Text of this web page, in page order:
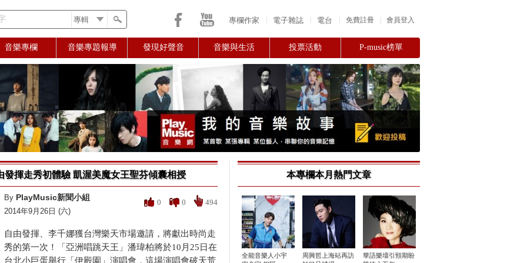
會員登入
免費註冊
專欄作家 電子雜誌 電台
音樂專欄 音樂專題報導 發現好聲音 音樂與生活 投票活動 P-music榜單
揮走秀初體驗 凱渥美魔女王聖芬傾囊相授
0 0 494
By PlayMusic新聞小組
2014年9月26日 (六)
自由發揮、李千娜獲台灣樂天市場邀請，將獻出時尚走
秀的第一次！「亞洲唱跳天王」潘瑋柏將於10月25日在
台北小巨蛋舉行「伊殿園」演唱會，這場演唱會破天荒
本專欄本月熱門文章
全能音樂人小宇
周興哲上海站再訪
華語樂壇引頸期盼